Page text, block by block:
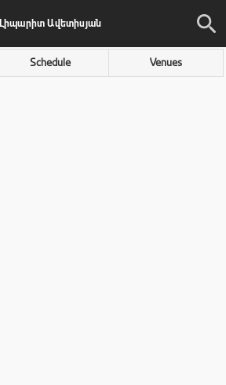
Լիպարիտ Ավետիսյան
Schedule Venues